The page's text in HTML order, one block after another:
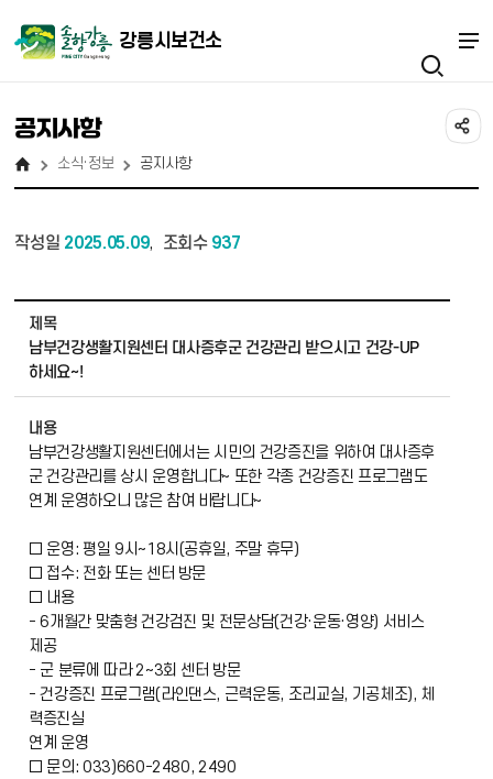
강릉시보건소
공지사항
소식·정보 공지사항
작성일 2025.05.09, 조회수 937
제목
남부건강생활지원센터 대사증후군 건강관리 받으시고 건강-UP
하세요~!
내용
남부건강생활지원센터에서는 시민의 건강증진을 위하여 대사증후
군 건강관리를 상시 운영합니다~ 또한 각종 건강증진 프로그램도
연계 운영하오니 많은 참여 바랍니다~
□ 운영: 평일 9시~18시(공휴일, 주말 휴무)
□ 접수: 전화 또는 센터 방문
□ 내용
- 6개월간 맞춤형 건강검진 및 전문상담(건강·운동·영양) 서비스
제공
- 군 분류에 따라 2~3회 센터 방문
- 건강증진 프로그램(라인댄스, 근력운동, 조리교실, 기공체조), 체
력증진실
연계 운영
□ 문의: 033)660-2480, 2490